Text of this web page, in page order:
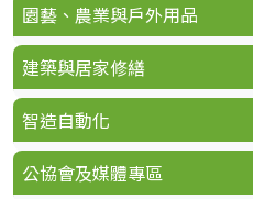
園藝、農業與戶外用品
建築與居家修繕
智造自動化
公協會及媒體專區